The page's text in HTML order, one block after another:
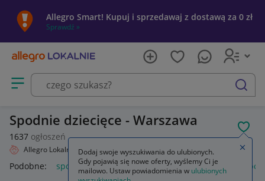
Allegro Smart! Kupuj i sprzedawaj z dostawą za 0 zł
Sprawdź »
Otwórz menu z kategoriami
szukaj
Spodnie dziecięce - Warszawa
1637 ogłoszeń
Allegro Lokalnie Dziecko Odzież Spodnie
Podobne: spodnie spodnie robocze spodnie męskie
Dodaj swoje wyszukiwania do ulubionych.
Gdy pojawią się nowe oferty, wyślemy Ci je
mailowo. Ustaw powiadomienia w ulubionych